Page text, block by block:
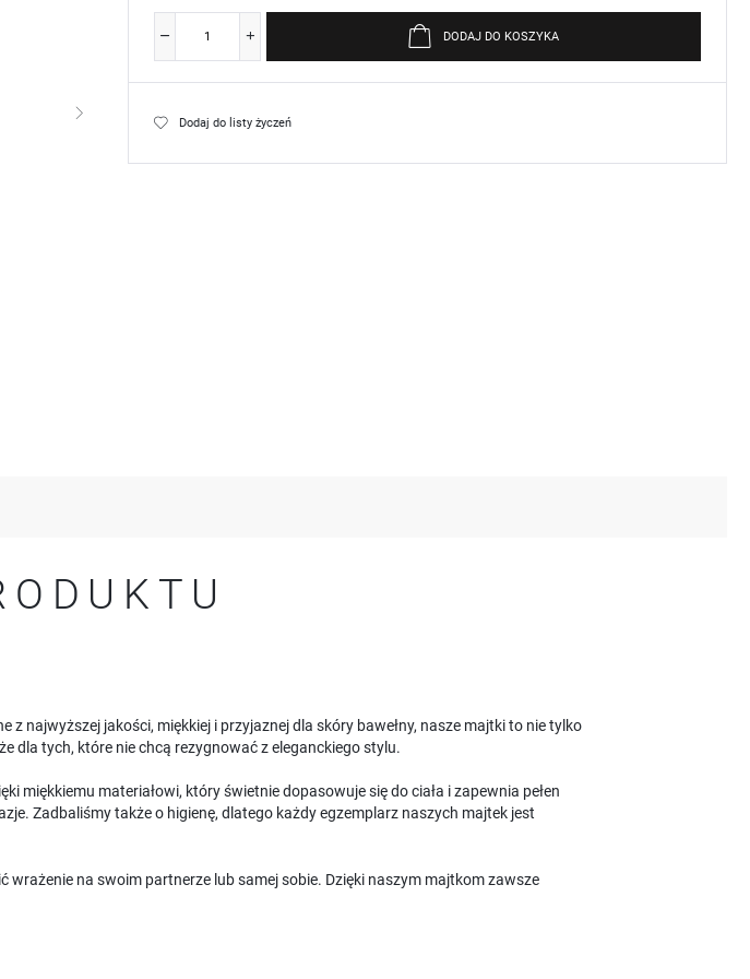
DODAJ DO KOSZYKA
Dodaj do listy życzeń
najwyższej jakości, miękkiej i przyjaznej dla skóry bawełny, nasze majtki to nie tylko
dla tych, które nie chcą rezygnować z eleganckiego stylu.
miękkiemu materiałowi, który świetnie dopasowuje się do ciała i zapewnia pełen
Zadbaliśmy także o higienę, dlatego każdy egzemplarz naszych majtek jest
na swoim partnerze lub samej sobie. Dzięki naszym majtkom zawsze